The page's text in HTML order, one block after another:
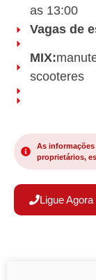
as 13:00
Vagas de
MIX:
scooteres
As
proprietários,
Ligue Agora